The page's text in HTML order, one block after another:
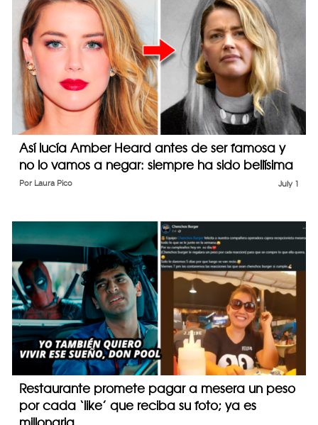
Así lucía Amber Heard antes de ser famosa y
no lo vamos a negar: siempre ha sido bellísima
July 1
Por Laura Pico
Restaurante promete pagar a mesera un peso
por cada ‘like’ que reciba su foto; ya es